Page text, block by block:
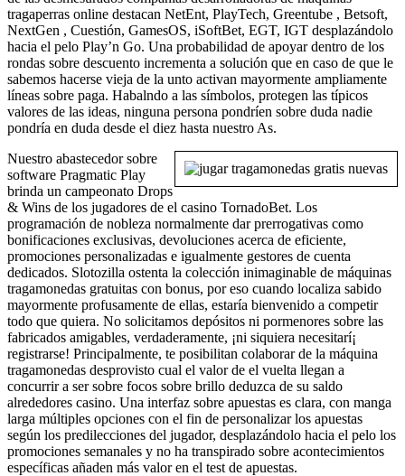
tragaperras online destacan NetEnt, PlayTech, Greentube , Betsoft,
NextGen , Cuestión, GamesOS, iSoftBet, EGT, IGT desplazándolo
hacia el pelo Play’n Go. Una probabilidad de apoyar dentro de los
rondas sobre descuento incrementa a solución que en caso de que le
sabemos hacerse vieja de la unto activan mayormente ampliamente
líneas sobre paga. Habalndo a las símbolos, protegen las típicos
valores de las ideas, ninguna persona pondrí­en sobre duda nadie
pondrí­a en duda desde el diez hasta nuestro As.
Nuestro abastecedor sobre
software Pragmatic Play
brinda un campeonato Drops
& Wins de los jugadores de el casino TornadoBet. Los
programación de nobleza normalmente dar prerrogativas como
bonificaciones exclusivas, devoluciones acerca de eficiente,
promociones personalizadas e igualmente gestores de cuenta
dedicados. Slotozilla ostenta la colección inimaginable de máquinas
tragamonedas gratuitas con bonus, por eso cuando localiza sabido
mayormente profusamente de ellas, estaría bienvenido a competir
todo que quiera. No solicitamos depósitos ni pormenores sobre las
fabricados amigables, verdaderamente, ¡ni siquiera necesitarí¡
registrarse! Principalmente, te posibilitan colaborar de la máquina
tragamonedas desprovisto cual el valor de el vuelta llegan a
concurrir a ser sobre focos sobre brillo deduzca de su saldo
alrededores casino. Una interfaz sobre apuestas es clara, con manga
larga múltiples opciones con el fin de personalizar los apuestas
según los predilecciones del jugador, desplazándolo hacia el pelo los
promociones semanales y no ha transpirado sobre acontecimientos
específicas añaden más valor en el test de apuestas.